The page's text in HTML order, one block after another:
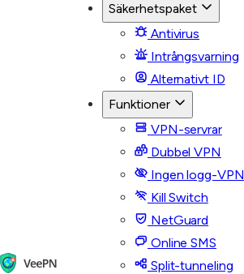
Säkerhetspaket
Antivirus
Intrångsvarning
Alternativt ID
Funktioner
VPN-servrar
Dubbel VPN
Ingen logg-VPN
Kill Switch
NetGuard
Online SMS
Split-tunneling